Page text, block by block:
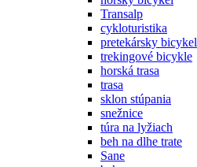
Transalp
cykloturistika
pretekársky bicykel
trekingové bicykle
horská trasa
trasa
sklon stúpania
snežnice
túra na lyžiach
beh na dlhe trate
Sane